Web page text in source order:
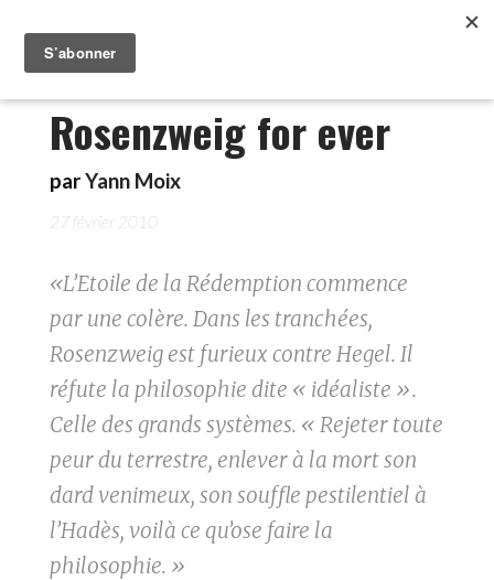
Rosenzweig for ever
parYann Moix
27 février 2010
«L’Etoile de la Rédemption commence
par une colère. Dans les tranchées,
Rosenzweig est furieux contre Hegel. Il
réfute la philosophie dite « idéaliste ».
Celle des grands systèmes. « Rejeter toute
peur du terrestre, enlever à la mort son
dard venimeux, son souffle pestilentiel à
l’Hadès, voilà ce qu’ose faire la
philosophie. »